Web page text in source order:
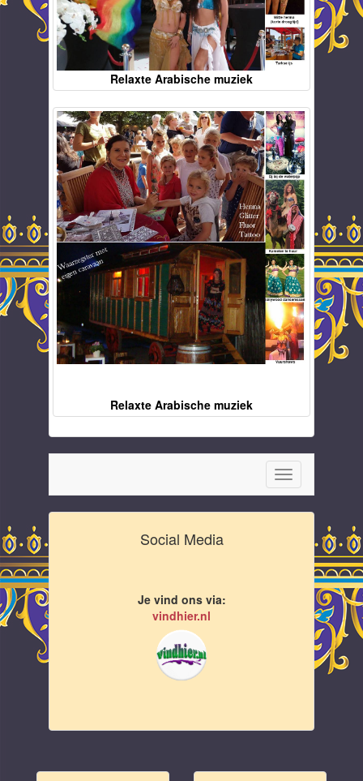
Relaxte Arabische muziek
Relaxte Arabische muziek
Toggle
navigation
Social Media
Je vind ons via:
vindhier.nl